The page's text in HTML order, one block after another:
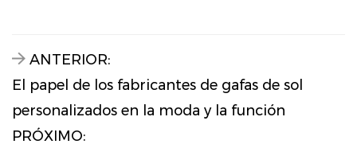
ANTERIOR:
El papel de los fabricantes de gafas de sol
personalizados en la moda y la función
PRÓXIMO: